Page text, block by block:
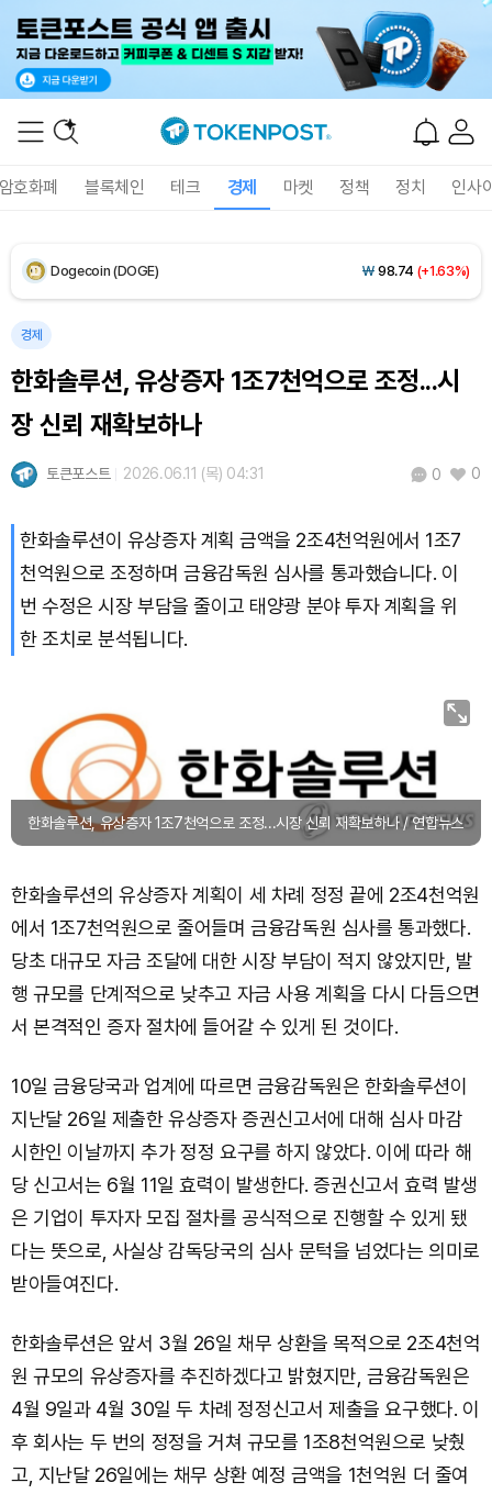
호화폐 블록체인 테크 경제 마켓 정책 정치 인사
XRP (XRP) ₩ 1,458(+1.33%)
Dogecoin (DOGE) ₩ 98.74 (+1.63%)
경제
한화솔루션, 유상증자 1조7천억으로 조정...시
장 신뢰 재확보하나
토큰포스트 2026.06.11 (목) 04:31 0 0
한화솔루션이 유상증자 계획 금액을 2조4천억원에서 1조7
천억원으로 조정하며 금융감독원 심사를 통과했습니다. 이
번 수정은 시장 부담을 줄이고 태양광 분야 투자 계획을 위
한 조치로 분석됩니다.
한화솔루션, 유상증자 1조7천억으로 조정...시장 신뢰 재확보하나 / 연합뉴스
한화솔루션의 유상증자 계획이 세 차례 정정 끝에 2조4천억원
에서 1조7천억원으로 줄어들며 금융감독원 심사를 통과했다.
당초 대규모 자금 조달에 대한 시장 부담이 적지 않았지만, 발
행 규모를 단계적으로 낮추고 자금 사용 계획을 다시 다듬으면
서 본격적인 증자 절차에 들어갈 수 있게 된 것이다.
10일 금융당국과 업계에 따르면 금융감독원은 한화솔루션이
지난달 26일 제출한 유상증자 증권신고서에 대해 심사 마감
시한인 이날까지 추가 정정 요구를 하지 않았다. 이에 따라 해
당 신고서는 6월 11일 효력이 발생한다. 증권신고서 효력 발생
은 기업이 투자자 모집 절차를 공식적으로 진행할 수 있게 됐
다는 뜻으로, 사실상 감독당국의 심사 문턱을 넘었다는 의미로
받아들여진다.
한화솔루션은 앞서 3월 26일 채무 상환을 목적으로 2조4천억
원 규모의 유상증자를 추진하겠다고 밝혔지만, 금융감독원은
4월 9일과 4월 30일 두 차례 정정신고서 제출을 요구했다. 이
후 회사는 두 번의 정정을 거쳐 규모를 1조8천억원으로 낮췄
고, 지난달 26일에는 채무 상환 예정 금액을 1천억원 더 줄여